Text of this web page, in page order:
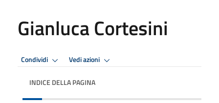
Gianluca Cortesini
Condividi Vedi azioni
INDICE DELLA PAGINA